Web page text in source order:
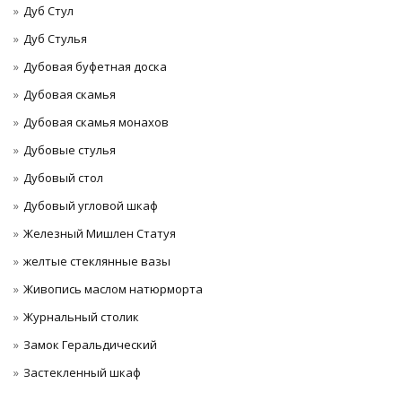
Дуб Стул
Дуб Стулья
Дубовая буфетная доска
Дубовая скамья
Дубовая скамья монахов
Дубовые стулья
Дубовый стол
Дубовый угловой шкаф
Железный Мишлен Статуя
желтые стеклянные вазы
Живопись маслом натюрморта
Журнальный столик
Замок Геральдический
Застекленный шкаф